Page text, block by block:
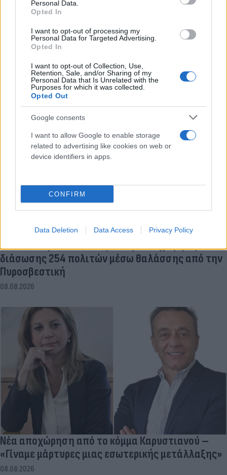
Personal Data.
Opted In
I want to opt-out of processing my
Personal Data for Targeted Advertising.
Opted In
I want to opt-out of Collection, Use,
Retention, Sale, and/or Sharing of my
Personal Data that Is Unrelated with the
Purposes for which it was collected.
Opted Out
Google consents
I want to allow Google to enable storage
related to advertising like cookies on web or
device identifiers in apps.
CONFIRM
Data Deletion Data Access Privacy Policy
Νέα στοιχεία για την επίθεση στον Ερυθρό
στιγμές φρίκης
08.08.2026
Φωτιά στη Βοιωτία: Καρέ-καρέ επιχείρηση
διάσωσης 254 πολιτών μέσω θαλάσσης από την
Πυροσβεστική
08.08.2026
Νέα αποχώρηση από το κόμμα Καρυστιανού –
«Γίναμε μάρτυρες μιας εσωτερικής μετάλλαξης»
08.08.2026